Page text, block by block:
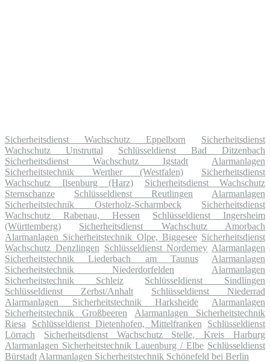
Sicherheitsdienst Wachschutz Eppelborn
Sicherheitsdienst
Wachschutz Unstruttal
Schlüsseldienst Bad Ditzenbach
Sicherheitsdienst Wachschutz Igstadt
Alarmanlagen
Sicherheitstechnik Werther (Westfalen)
Sicherheitsdienst
Wachschutz Ilsenburg (Harz)
Sicherheitsdienst Wachschutz
Sternschanze
Schlüsseldienst Reutlingen
Alarmanlagen
Sicherheitstechnik Osterholz-Scharmbeck
Sicherheitsdienst
Wachschutz Rabenau, Hessen
Schlüsseldienst Ingersheim
(Württemberg)
Sicherheitsdienst Wachschutz Amorbach
Alarmanlagen Sicherheitstechnik Olpe, Biggesee Sicherheitsdienst
Wachschutz Denzlingen Schlüsseldienst Norderney Alarmanlagen
Sicherheitstechnik Liederbach am Taunus
Alarmanlagen
Sicherheitstechnik Niederdorfelden
Alarmanlagen
Sicherheitstechnik Schleiz
Schlüsseldienst Sindlingen
Schlüsseldienst Zerbst/Anhalt
Schlüsseldienst Niederrad
Alarmanlagen Sicherheitstechnik Harksheide
Alarmanlagen
Sicherheitstechnik Großbeeren
Alarmanlagen Sicherheitstechnik
Riesa
Schlüsseldienst Dietenhofen, Mittelfranken
Schlüsseldienst
Lörrach
Sicherheitsdienst Wachschutz Stelle, Kreis Harburg
Alarmanlagen Sicherheitstechnik Lauenburg / Elbe Schlüsseldienst
Bürstadt Alarmanlagen Sicherheitstechnik Schönefeld bei Berlin